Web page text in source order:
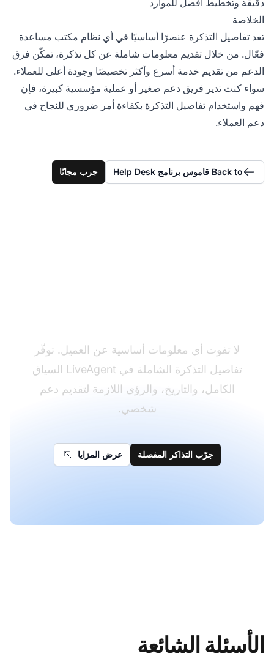
الخلاصة
تعد تفاصيل التذكرة عنصرًا أساسيًا في أي نظام مكتب مساعدة
فعّال. من خلال تقديم معلومات شاملة عن كل تذكرة، تمكّن فرق
الدعم من تقديم خدمة أسرع وأكثر تخصيصًا وجودة أعلى للعملاء.
سواء كنت تدير فريق دعم صغير أو عملية مؤسسية كبيرة، فإن
فهم واستخدام تفاصيل التذكرة بكفاءة أمر ضروري للنجاح في
دعم العملاء.
Back to قاموس برنامج Help Desk جرب مجانًا
لا تفوت أي معلومات أساسية عن العميل. توفّر
تفاصيل التذكرة الشاملة في LiveAgent السياق
الكامل، والتاريخ، والرؤى اللازمة لتقديم دعم
شخصي.
جرّب التذاكر المفصلة عرض المزايا
الأسئلة الشائعة